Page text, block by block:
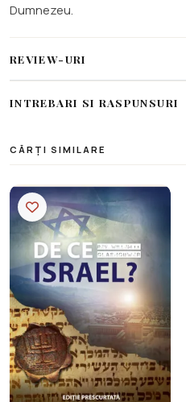
Dumnezeu.
REVIEW-URI
INTREBARI SI RASPUNSURI
CĂRȚI SIMILARE